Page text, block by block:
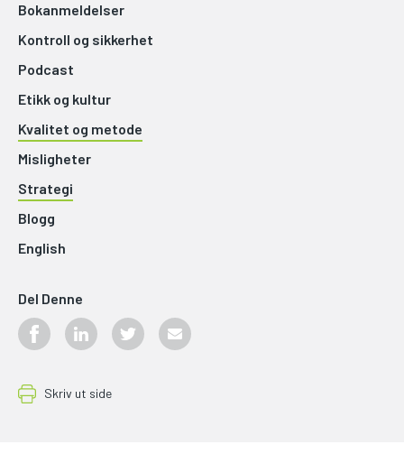
Bokanmeldelser
Kontroll og sikkerhet
Podcast
Etikk og kultur
Kvalitet og metode
Misligheter
Strategi
Blogg
English
Del Denne
Skriv ut side